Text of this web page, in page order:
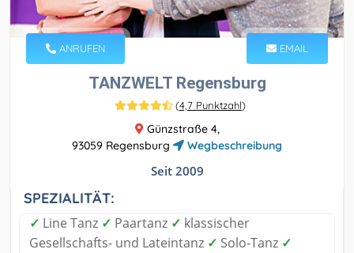
ANRUFEN EMAIL
TANZWELT Regensburg
(4,7 Punktzahl)
Günzstraße 4,
93059 Regensburg
Wegbeschreibung
Seit 2009
SPEZIALITÄT:
✓ Line Tanz ✓ Paartanz ✓ klassischer
Gesellschafts- und Lateintanz ✓ Solo-Tanz ✓